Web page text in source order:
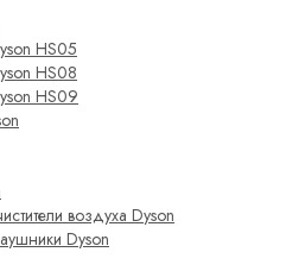
HS05
HS08
HS09
воздуха Dyson
Dyson